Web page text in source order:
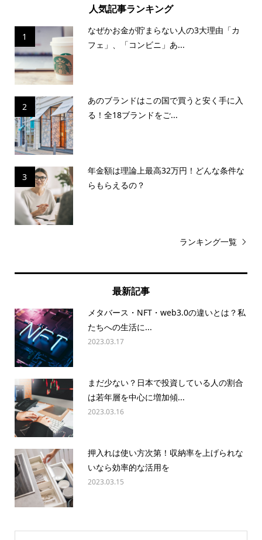
人気記事ランキング
1
なぜかお金が貯まらない人の3大理由「カ
フェ」、「コンビニ」あ...
2
あのブランドはこの国で買うと安く手に入
る！全18ブランドをご...
3
年金額は理論上最高32万円！どんな条件な
らもらえるの？
ランキング一覧
最新記事
メタバース・NFT・web3.0の違いとは？私
たちへの生活に...
2023.03.17
まだ少ない？日本で投資している人の割合
は若年層を中心に増加傾...
2023.03.16
押入れは使い方次第！収納率を上げられな
いなら効率的な活用を
2023.03.15